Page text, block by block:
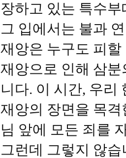
장하고 있는 특수
그 입에서는 불과
재앙은 누구도 피
재앙으로 인해 삼
니다. 이 시간, 우리
재앙의 장면을 목
님 앞에 모든 죄를
그런데 그렇지 않습